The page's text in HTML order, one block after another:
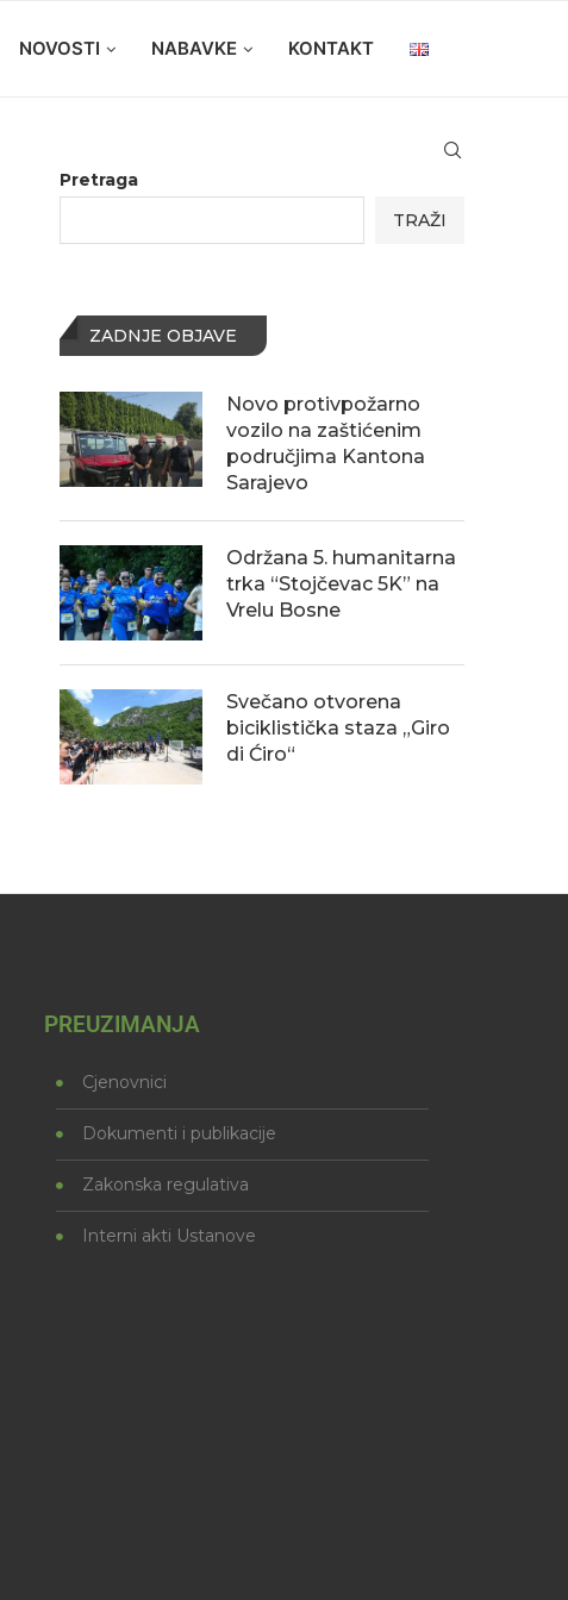
NOVOSTI NABAVKE KONTAKT
Sretan 1. maj!
01/05/2026
zaštićenim prirodnim
Pretraga
TRAŽI
ZADNJE OBJAVE
Novo protivpožarno
vozilo na zaštićenim
područjima Kantona
Sarajevo
Održana 5. humanitarna
trka “Stojčevac 5K” na
Vrelu Bosne
Svečano otvorena
biciklistička staza „Giro
di Ćiro“
PREUZIMANJA
Cjenovnici
Dokumenti i publikacije
Zakonska regulativa
Interni akti Ustanove